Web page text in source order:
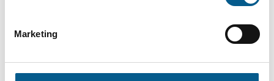
Marketing
Aktive Filter:
Themen: Bildung und Erziehung